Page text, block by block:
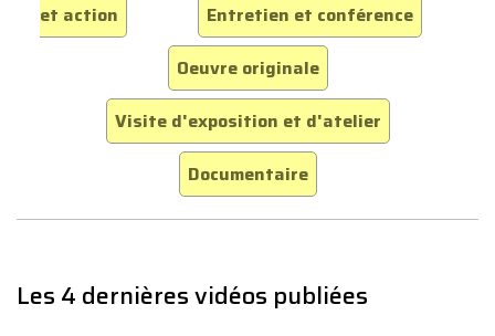
et action
Entretien et conférence
Oeuvre originale
Visite d'exposition et d'atelier
Documentaire
Les 4 dernières vidéos publiées